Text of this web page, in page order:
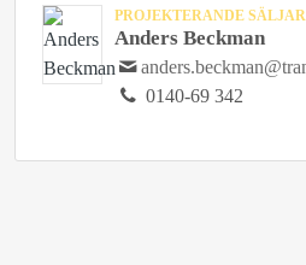
PROJEKTERANDE
Anders Beckman
0140-69 342